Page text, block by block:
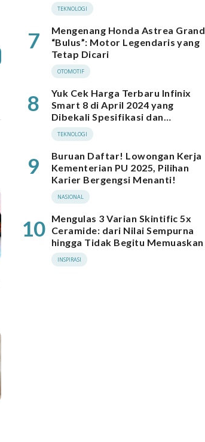
TEKNOLOGI
7
Mengenang Honda Astrea Grand
“Bulus”: Motor Legendaris yang
Tetap Dicari
OTOMOTIF
8
Yuk Cek Harga Terbaru Infinix
Smart 8 di April 2024 yang
Dibekali Spesifikasi dan
Performa Menarik
TEKNOLOGI
9
Buruan Daftar! Lowongan Kerja
Kementerian PU 2025, Pilihan
Karier Bergengsi Menanti!
NASIONAL
10 Mengulas 3 Varian Skintific 5x
Ceramide: dari Nilai Sempurna
hingga Tidak Begitu Memuaskan
INSPIRASI